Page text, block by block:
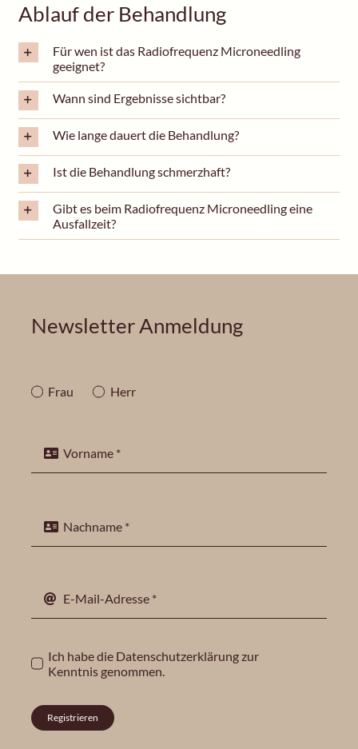
Ablauf der Behandlung
Für wen ist das Radiofrequenz Microneedling
geeignet?
Wann sind Ergebnisse sichtbar?
Wie lange dauert die Behandlung?
Ist die Behandlung schmerzhaft?
Gibt es beim Radiofrequenz Microneedling eine
Ausfallzeit?
Newsletter Anmeldung
Frau Herr
Ich habe die Datenschutzerklärungzur
Kenntnis genommen.
Registrieren